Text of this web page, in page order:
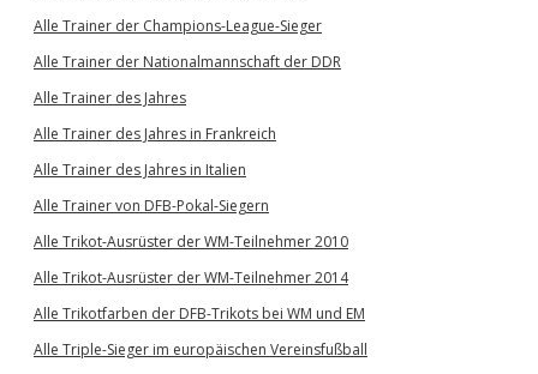
Alle Trainer der Champions-League-Sieger
Alle Trainer der Nationalmannschaft der DDR
Alle Trainer des Jahres
Alle Trainer des Jahres in Frankreich
Alle Trainer des Jahres in Italien
Alle Trainer von DFB-Pokal-Siegern
Alle Trikot-Ausrüster der WM-Teilnehmer 2010
Alle Trikot-Ausrüster der WM-Teilnehmer 2014
Alle Trikotfarben der DFB-Trikots bei WM und EM
Alle Triple-Sieger im europäischen Vereinsfußball